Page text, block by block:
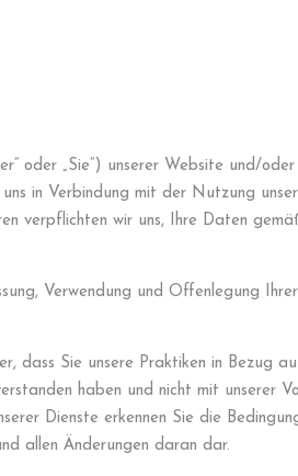
oder „Sie“) unserer Website und/
in Verbindung mit der Nutzung
verpflichten wir uns, Ihre Daten
Verwendung und Offenlegung
dass Sie unsere Praktiken in Bezug
haben und nicht mit unserer
Dienste erkennen Sie die
allen Änderungen daran dar.